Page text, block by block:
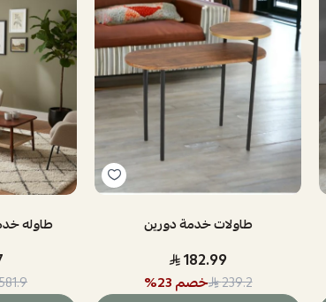
طاولات خدمة دورين
182.99
239.2 خصم23
%
طاوله خدمه 2 دور